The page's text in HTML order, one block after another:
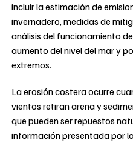
incluir la estimación de
invernadero, medidas de
análisis del funcionamiento
aumento del nivel del mar y
extremos.
La erosión costera ocurre
vientos retiran arena y
que pueden ser repuestos
información presentada por